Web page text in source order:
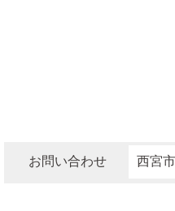
お問い合わせ 西宮